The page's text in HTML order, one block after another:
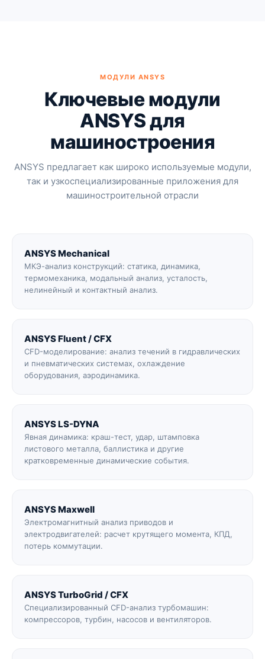
МОДУЛИ ANSYS
Ключевые модули
ANSYS для
машиностроения
ANSYS предлагает как широко используемые модули,
так и узкоспециализированные приложения для
машиностроительной отрасли
ANSYS Mechanical
МКЭ-анализ конструкций: статика, динамика,
термомеханика, модальный анализ, усталость,
нелинейный и контактный анализ.
ANSYS Fluent / CFX
CFD-моделирование: анализ течений в гидравлических
и пневматических системах, охлаждение
оборудования, аэродинамика.
ANSYS LS-DYNA
Явная динамика: краш-тест, удар, штамповка
листового металла, баллистика и другие
кратковременные динамические события.
ANSYS Maxwell
Электромагнитный анализ приводов и
электродвигателей: расчет крутящего момента, КПД,
потерь коммутации.
ANSYS TurboGrid / CFX
Специализированный CFD-анализ турбомашин:
компрессоров, турбин, насосов и вентиляторов.